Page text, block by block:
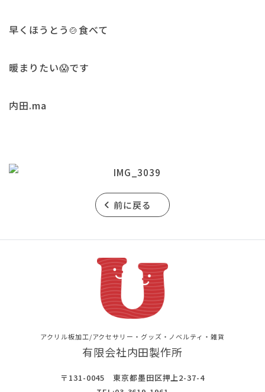
早くほうとう🍲食べて
暖まりたい😱です
内田.ma
前に戻る
アクリル板加工/アクセサリー・グッズ・ノベルティ・雑貨
有限会社内田製作所
〒131-0045 東京都墨田区押上2-37-4